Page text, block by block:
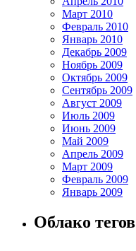
Март 2010
Февраль 2010
Январь 2010
Декабрь 2009
Ноябрь 2009
Октябрь 2009
Сентябрь 2009
Август 2009
Июль 2009
Июнь 2009
Май 2009
Апрель 2009
Март 2009
Февраль 2009
Январь 2009
Облако тегов